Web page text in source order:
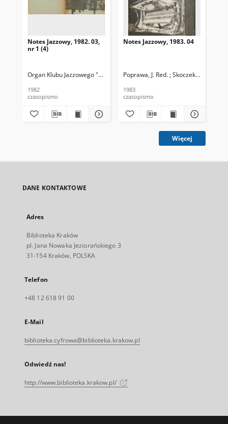
Notes Jazzowy, 1982. 03,
nr 1 (4)
Organ Klubu Jazzowego "Rotunda" Skoczek, T. Red.
1982
czasopismo
Notes Jazzowy, 1983. 04
Poprawa, J. Red. ; Skoczek T. Red.
1983
czasopismo
Więcej
DANE KONTAKTOWE
Adres
Biblioteka Kraków
pl. Jana Nowaka Jeziorańskiego 3
31-154 Kraków, POLSKA
Telefon
+48 12 618 91 00
E-Mail
biblioteka.cyfrowa@biblioteka.krakow.pl
Odwiedź nas!
http://www.biblioteka.krakow.pl/